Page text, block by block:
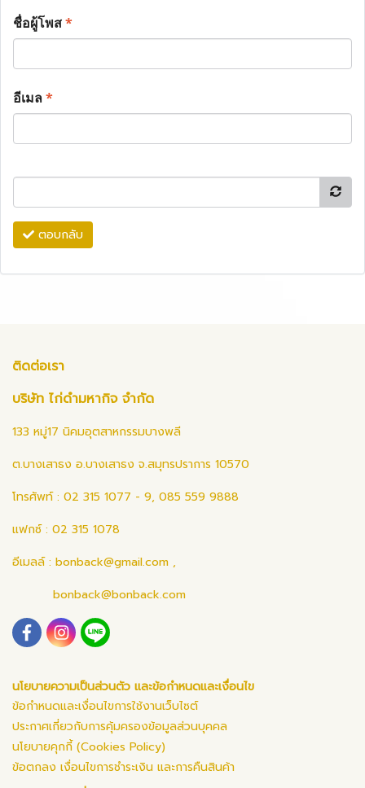
ชื่อผู้โพส*
อีเมล*
ตอบกลับ
ติดต่อเรา
บริษัท ไก่ดำมหากิจ จำกัด
133 หมู่17 นิคมอุตสาหกรรมบางพลี
ต.บางเสาธง อ.บางเสาธง จ.สมุทรปราการ 10570
โทรศัพท์ : 02 315 1077 - 9, 085 559 9888
แฟกซ์ : 02 315 1078
อีเมลล์ : bonback@gmail.com ,
bonback@bonback.com
นโยบายความเป็นส่วนตัว และข้อกำหนดและเงื่อนไข
ข้อกำหนดและเงื่อนไขการใช้งานเว็บไซต์
ประกาศเกี่ยวกับการคุ้มครองข้อมูลส่วนบุคคล
นโยบายคุกกี้ (Cookies Policy)
ข้อตกลง เงื่อนไขการชำระเงิน และการคืนสินค้า